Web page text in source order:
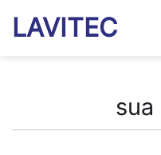
LAVITEC
sua